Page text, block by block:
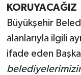
KORUYACAĞIZ
Büyükşehir
alanlarıyla ilgili
ifade eden